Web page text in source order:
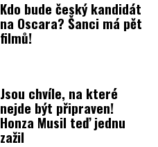
Kdo bude český kandidát
na Oscara? Šanci má pět
filmů!
Jsou chvíle, na které
nejde být připraven!
Honza Musil teď jednu
zažil